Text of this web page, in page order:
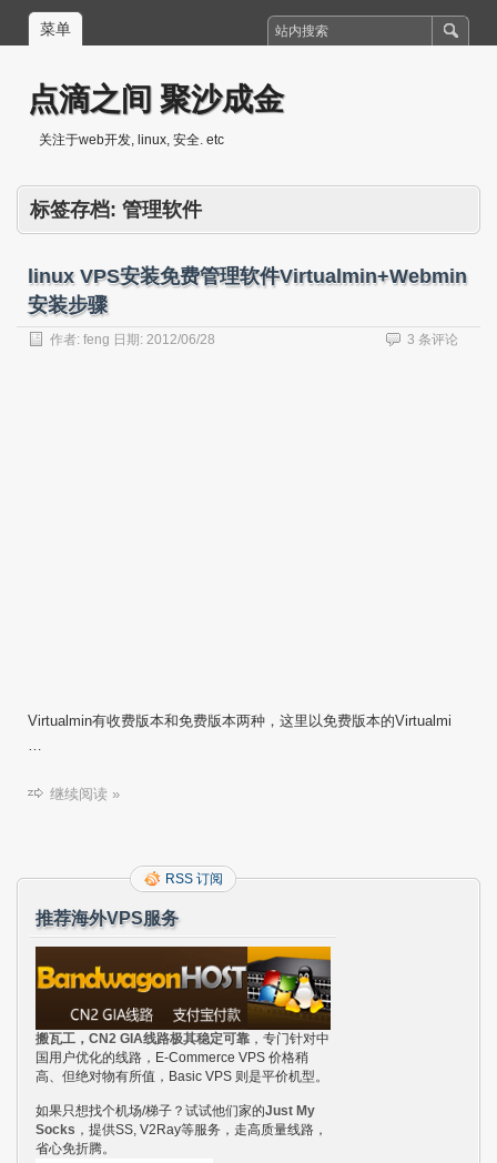
菜单
点滴之间 聚沙成金
关注于web开发, linux, 安全. etc
标签存档: 管理软件
linux VPS安装免费管理软件Virtualmin+Webmin
安装步骤
作者: feng 日期: 2012/06/28 3 条评论
Virtualmin有收费版本和免费版本两种，这里以免费版本的Virtualmi
…
继续阅读 »
RSS 订阅
推荐海外VPS服务
搬瓦工，CN2 GIA线路极其稳定可靠 ，专门针对中
国用户优化的线路，E-Commerce VPS 价格稍
高、但绝对物有所值，Basic VPS 则是平价机型。
如果只想找个机场/梯子？试试他们家的Just My
Socks ，提供SS, V2Ray等服务，走高质量线路，
省心免折腾。